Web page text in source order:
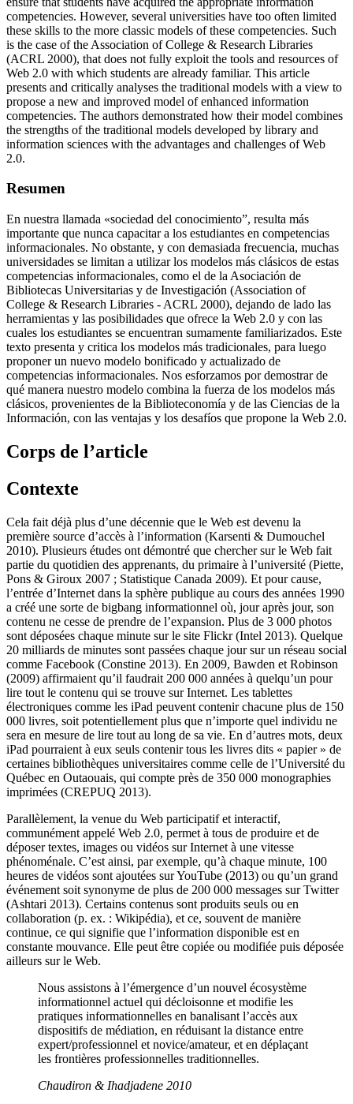
competencies. However, several universities have too often limited
these skills to the more classic models of these competencies. Such
is the case of the Association of College & Research Libraries
(ACRL 2000), that does not fully exploit the tools and resources of
Web 2.0 with which students are already familiar. This article
presents and critically analyses the traditional models with a view to
propose a new and improved model of enhanced information
competencies. The authors demonstrated how their model combines
the strengths of the traditional models developed by library and
information sciences with the advantages and challenges of Web
2.0.
Resumen
En nuestra llamada «sociedad del conocimiento”, resulta más
importante que nunca capacitar a los estudiantes en competencias
informacionales. No obstante, y con demasiada frecuencia, muchas
universidades se limitan a utilizar los modelos más clásicos de estas
competencias informacionales, como el de la Asociación de
Bibliotecas Universitarias y de Investigación (Association of
College & Research Libraries - ACRL 2000), dejando de lado las
herramientas y las posibilidades que ofrece la Web 2.0 y con las
cuales los estudiantes se encuentran sumamente familiarizados. Este
texto presenta y critica los modelos más tradicionales, para luego
proponer un nuevo modelo bonificado y actualizado de
competencias informacionales. Nos esforzamos por demostrar de
qué manera nuestro modelo combina la fuerza de los modelos más
clásicos, provenientes de la Biblioteconomía y de las Ciencias de la
Información, con las ventajas y los desafíos que propone la Web 2.0.
Corps de l’article
Contexte
Cela fait déjà plus d’une décennie que le Web est devenu la
première source d’accès à l’information (Karsenti & Dumouchel
2010). Plusieurs études ont démontré que chercher sur le Web fait
partie du quotidien des apprenants, du primaire à l’université (Piette,
Pons & Giroux 2007 ; Statistique Canada 2009). Et pour cause,
l’entrée d’Internet dans la sphère publique au cours des années 1990
a créé une sorte de bigbang informationnel où, jour après jour, son
contenu ne cesse de prendre de l’expansion. Plus de 3 000 photos
sont déposées chaque minute sur le site Flickr (Intel 2013). Quelque
20 milliards de minutes sont passées chaque jour sur un réseau social
comme Facebook (Constine 2013). En 2009, Bawden et Robinson
(2009) affirmaient qu’il faudrait 200 000 années à quelqu’un pour
lire tout le contenu qui se trouve sur Internet. Les tablettes
électroniques comme les iPad peuvent contenir chacune plus de 150
000 livres, soit potentiellement plus que n’importe quel individu ne
sera en mesure de lire tout au long de sa vie. En d’autres mots, deux
iPad pourraient à eux seuls contenir tous les livres dits « papier » de
certaines bibliothèques universitaires comme celle de l’Université du
Québec en Outaouais, qui compte près de 350 000 monographies
imprimées (CREPUQ 2013).
Parallèlement, la venue du Web participatif et interactif,
communément appelé Web 2.0, permet à tous de produire et de
déposer textes, images ou vidéos sur Internet à une vitesse
phénoménale. C’est ainsi, par exemple, qu’à chaque minute, 100
heures de vidéos sont ajoutées sur YouTube (2013) ou qu’un grand
événement soit synonyme de plus de 200 000 messages sur Twitter
(Ashtari 2013). Certains contenus sont produits seuls ou en
collaboration (p. ex. : Wikipédia), et ce, souvent de manière
continue, ce qui signifie que l’information disponible est en
constante mouvance. Elle peut être copiée ou modifiée puis déposée
ailleurs sur le Web.
Nous assistons à l’émergence d’un nouvel écosystème
informationnel actuel qui décloisonne et modifie les
pratiques informationnelles en banalisant l’accès aux
dispositifs de médiation, en réduisant la distance entre
expert/professionnel et novice/amateur, et en déplaçant
les frontières professionnelles traditionnelles.
Chaudiron & Ihadjadene 2010